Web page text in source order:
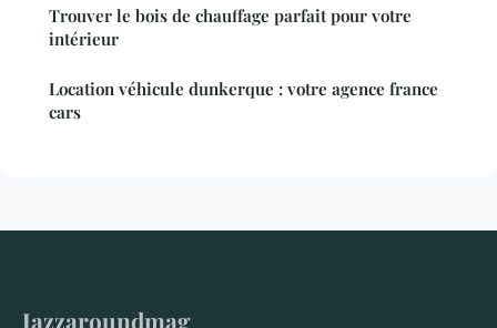
Trouver le bois de chauffage parfait pour votre
intérieur
Location véhicule dunkerque : votre agence france
cars
Jazzaroundmag